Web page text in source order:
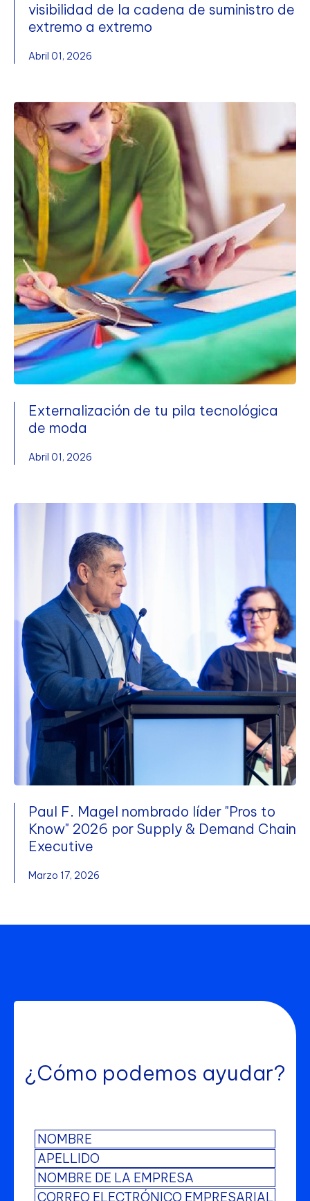
visibilidad de la cadena de suministro de
extremo a extremo
Abril 01, 2026
Externalización de tu pila tecnológica
de moda
Abril 01, 2026
Paul F. Magel nombrado líder "Pros to
Know" 2026 por Supply & Demand Chain
Executive
Marzo 17, 2026
¿Cómo podemos ayudar?